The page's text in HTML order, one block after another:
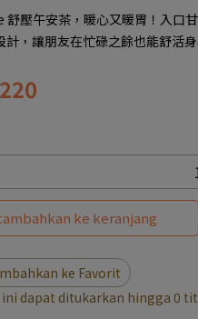
舒壓午安茶，暖心又暖胃！入口
計，讓朋友在忙碌之餘也能舒活
ke keranjang
ke Favorit
ini dapat ditukarkan hingga0